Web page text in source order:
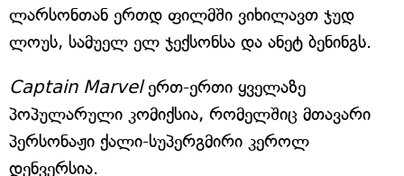
ლარსონთან ერთდ ფილმში ვიხილავთ ჯუდ
ლოუს, სამუელ ელ ჯექსონსა და ანეტ ბენინგს.
Captain Marvelერთ-ერთი ყველაზე
პოპულარული კომიქსია, რომელშიც მთავარი
პერსონაჟი ქალი-სუპერგმირი კეროლ
დენვერსია.